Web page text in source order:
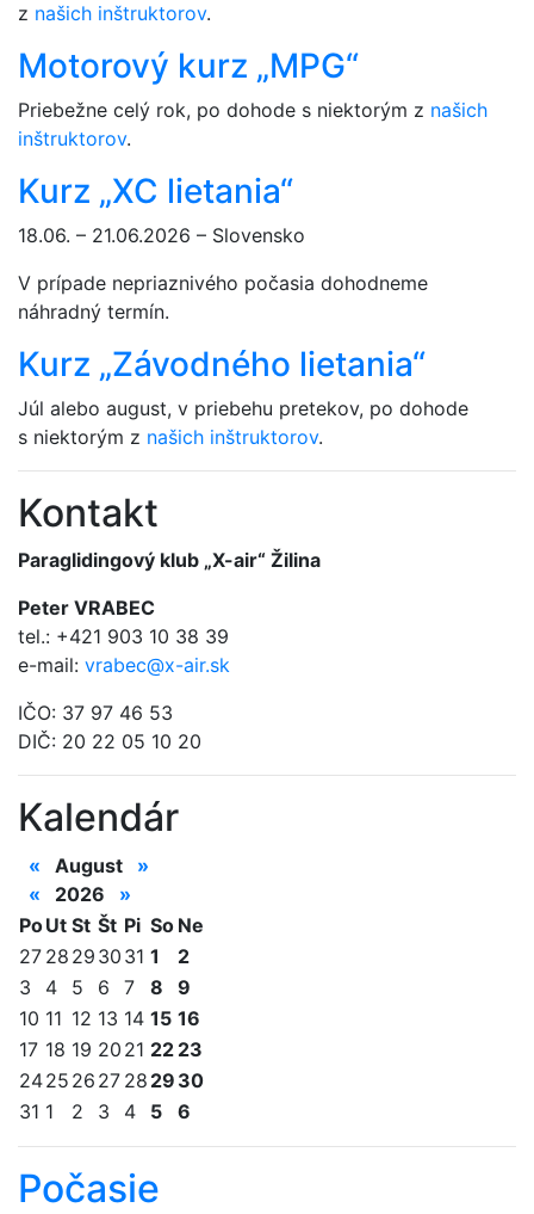
z našich inštruktorov.
Motorový kurz „MPG“
Priebežne celý rok, po dohode s niektorým z našich
inštruktorov.
Kurz „XC lietania“
18.06. – 21.06.2026 – Slovensko
V prípade nepriaznivého počasia dohodneme
náhradný termín.
Kurz „Závodného lietania“
Júl alebo august, v priebehu pretekov, po dohode
s niektorým z našich inštruktorov.
Kontakt
Paraglidingový klub „X-air“ Žilina
Peter VRABEC
tel.: +421 903 10 38 39
e-mail: vrabec@x-air.sk
IČO: 37 97 46 53
DIČ: 20 22 05 10 20
Kalendár
« August
»
«
2026
»
PoUt St Št Pi So Ne
27 28 29 30 31 1
2
3
4 5 6 7 8
9
10 11 12 13 14 15 16
17 18 19 20 21 22 23
2425 26 27 28 29 30
31 1 2 3 4 5 6
Počasie